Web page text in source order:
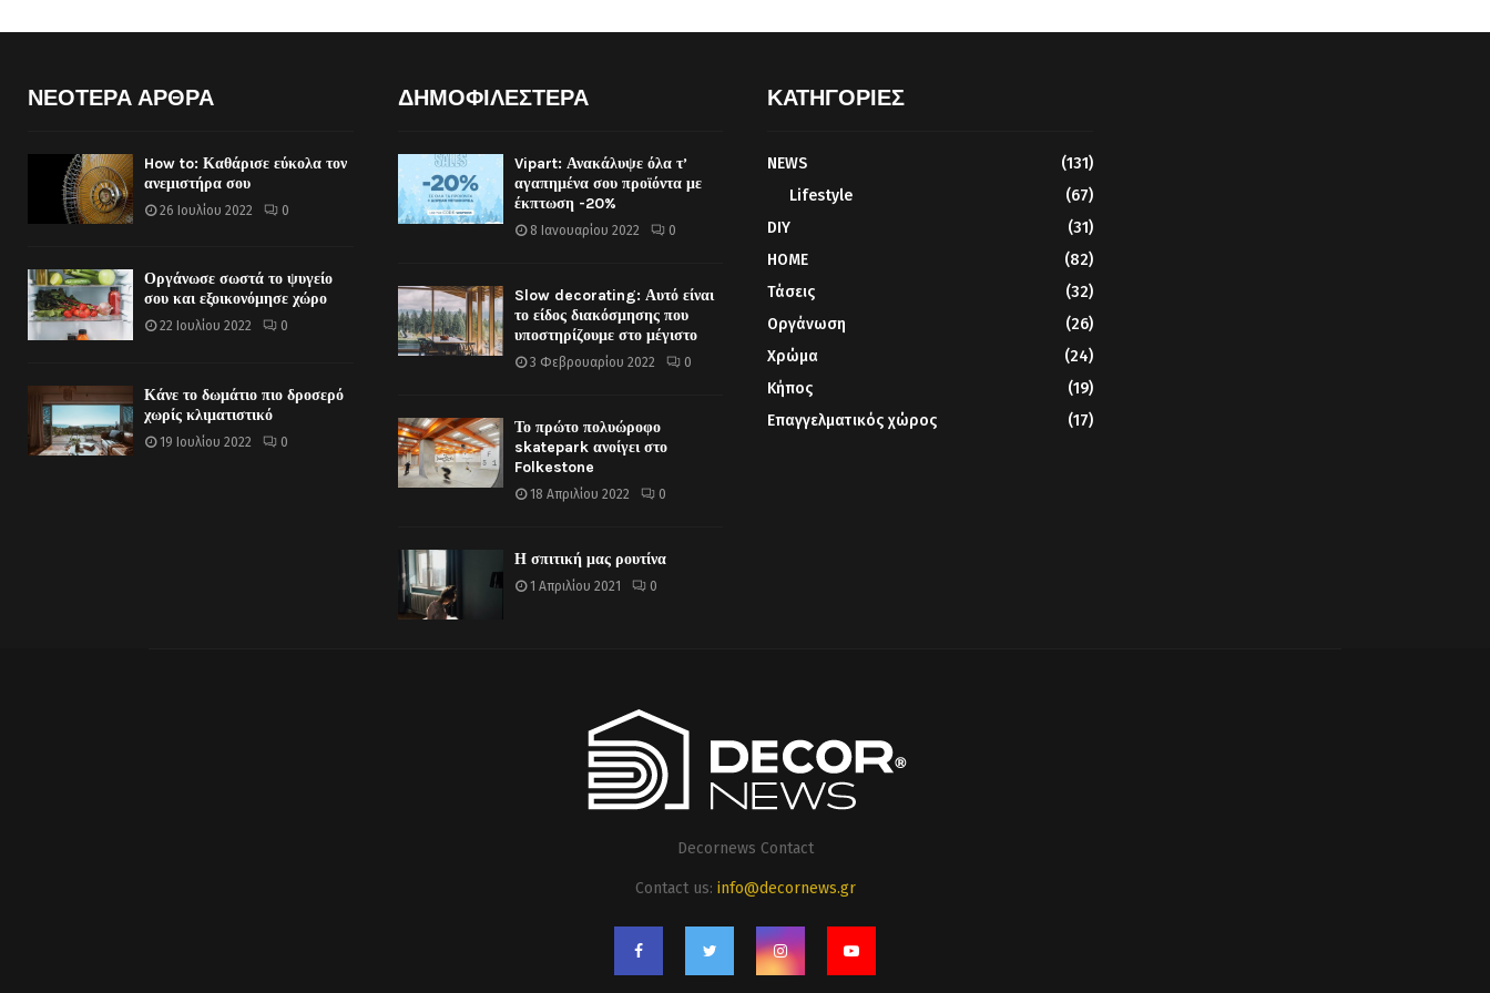
ΝΕΟΤΕΡΑ ΑΡΘΡΑ
How to: Καθάρισε εύκολα τον
ανεμιστήρα σου
26 Ιουλίου 2022 0
Οργάνωσε σωστά το ψυγείο
σου και εξοικονόμησε χώρο
22 Ιουλίου 2022 0
Κάνε το δωμάτιο πιο δροσερό
χωρίς κλιματιστικό
19 Ιουλίου 2022 0
ΔΗΜΟΦΙΛΕΣΤΕΡΑ
Vipart: Ανακάλυψε όλα τ’
αγαπημένα σου προϊόντα με
έκπτωση -20%
8 Ιανουαρίου 2022 0
Slow decorating: Αυτό είναι
το είδος διακόσμησης που
υποστηρίζουμε στο μέγιστο
3 Φεβρουαρίου 2022 0
Το πρώτο πολυώροφο
skatepark ανοίγει στο
Folkestone
18 Απριλίου 2022 0
Η σπιτική μας ρουτίνα
1 Απριλίου 2021 0
ΚΑΤΗΓΟΡΙΕΣ
NEWS
(131)
Lifestyle
(67)
DIY
(31)
HOME
(82)
Τάσεις
(32)
Οργάνωση
(26)
Χρώμα
(24)
Κήπος
(19)
Επαγγελματικός χώρος
(17)
Decornews Contact
Contact us: info@decornews.gr